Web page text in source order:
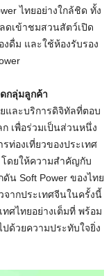
ไทยอย่างใกล้ชิด ทั้ง
ดเข้าชมสวนสัตว์เปิด
งดื่ม และใช้ห้องรับรอง
กลุ่มลูกค้า
และบริการดิจิทัลที่ตอบ
เพื่อร่วมเป็นส่วนหนึ่ง
ท่องเที่ยวของประเทศ
ดยให้ความสำคัญกับ
ดัน Soft Power ของไทย
จากประเทศจีนในครั้งนี้
ศไทยอย่างเต็มที่ พร้อม
ปด้วยความประทับใจยิ่ง